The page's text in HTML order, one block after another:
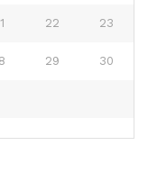
22 23
29 30